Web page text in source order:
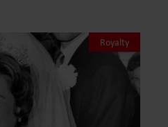
Royalty